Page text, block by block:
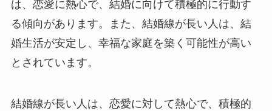
は、恋愛に熱心で、結婚に向けて積極的に行動す
る傾向があります。また、結婚線が長い人は、結
婚生活が安定し、幸福な家庭を築く可能性が高い
とされています。
結婚線が長い人は、恋愛に対して熱心で、積極的